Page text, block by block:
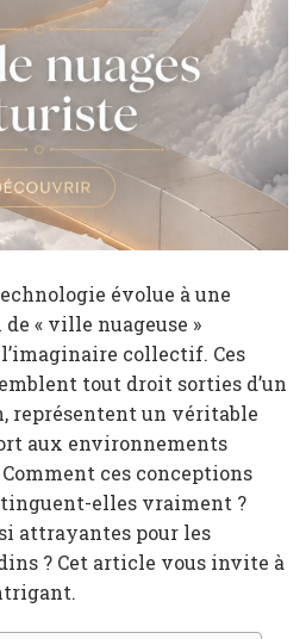
évolue à une
« ville nuageuse »
collectif. Ces
tout droit sorties d’un
représentent un véritable
aux environnements
ces conceptions
elles vraiment ?
attrayantes pour les
? Cet article vous invite à